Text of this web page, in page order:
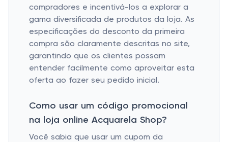
compradores e incentivá-los a explorar a
gama diversificada de produtos da loja. As
especificações do desconto da primeira
compra são claramente descritas no site,
garantindo que os clientes possam
entender facilmente como aproveitar esta
oferta ao fazer seu pedido inicial.
Como usar um código promocional
na loja online Acquarela Shop?
Você sabia que usar um cupom da